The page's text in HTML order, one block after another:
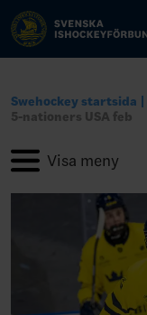
Swehockey startsida
5-nationers USA feb